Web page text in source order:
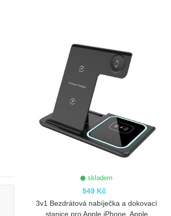
skladem
549 Kč
3v1 Bezdrátová nabíječka a dokovací
stanice pro Apple iPhone, Apple